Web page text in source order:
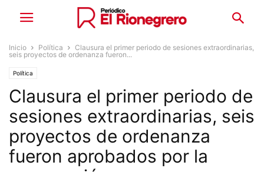
Inicio Política
Clausura el primer periodo de sesiones extraordinarias,
seis proyectos de ordenanza fueron...
Política
Clausura el primer periodo de
sesiones extraordinarias, seis
proyectos de ordenanza
fueron aprobados por la